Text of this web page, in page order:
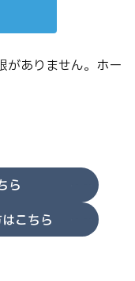
ありません。 ホー
ら
こちら